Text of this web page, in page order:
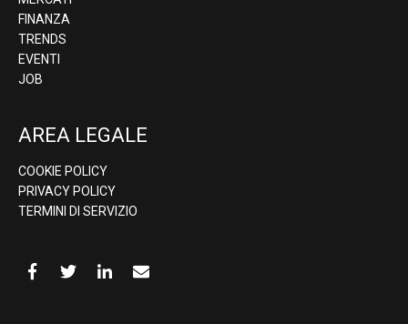
FINANZA
TRENDS
EVENTI
JOB
AREA LEGALE
COOKIE POLICY
PRIVACY POLICY
TERMINI DI SERVIZIO